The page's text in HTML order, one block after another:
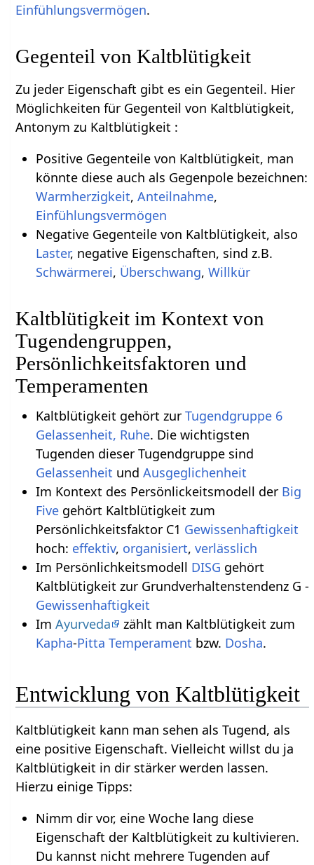
Einfühlungsvermögen.
Gegenteil von Kaltblütigkeit
Zu jeder Eigenschaft gibt es ein Gegenteil. Hier
Möglichkeiten für Gegenteil von Kaltblütigkeit,
Antonym zu Kaltblütigkeit :
Positive Gegenteile von Kaltblütigkeit, man
könnte diese auch als Gegenpole bezeichnen:
Warmherzigkeit, Anteilnahme,
Einfühlungsvermögen
Negative Gegenteile von Kaltblütigkeit, also
Laster, negative Eigenschaften, sind z.B.
Schwärmerei, Überschwang, Willkür
Kaltblütigkeit im Kontext von
Tugendengruppen,
Persönlichkeitsfaktoren und
Temperamenten
Kaltblütigkeit gehört zur Tugendgruppe 6
Gelassenheit, Ruhe. Die wichtigsten
Tugenden dieser Tugendgruppe sind
Gelassenheit und Ausgeglichenheit
Im Kontext des Persönlickeitsmodell der Big
Fivegehört Kaltblütigkeit zum
Persönlichkeitsfaktor C1 Gewissenhaftigkeit
hoch: effektiv, organisiert, verlässlich
Im Persönlichkeitsmodell DISG gehört
Kaltblütigkeit zur Grundverhaltenstendenz G -
Gewissenhaftigkeit
Im Ayurveda
zählt man Kaltblütigkeit zum
Kapha-Pitta Temperament bzw. Dosha.
Entwicklung von Kaltblütigkeit
Kaltblütigkeit kann man sehen als Tugend, als
eine positive Eigenschaft. Vielleicht willst du ja
Kaltblütigkeit in dir stärker werden lassen.
Hierzu einige Tipps:
Nimm dir vor, eine Woche lang diese
Eigenschaft der Kaltblütigkeit zu kultivieren.
Du kannst nicht mehrere Tugenden auf